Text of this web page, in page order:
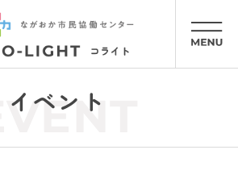
イベント
EVENT